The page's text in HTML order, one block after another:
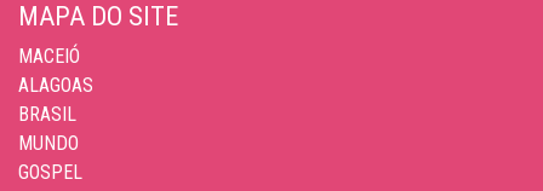
MAPA DO SITE
MACEIÓ
ALAGOAS
BRASIL
MUNDO
GOSPEL